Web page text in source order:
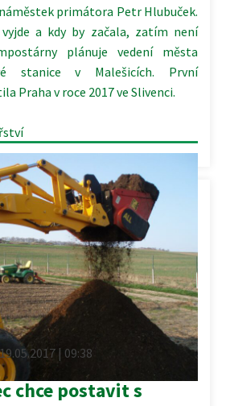
primátora Petr Hlubuček.
a kdy by začala, zatím není
plánuje vedení města
stanice v Malešicích. První
Praha v roce 2017 ve Slivenci.
| 09:38
chce postavit s